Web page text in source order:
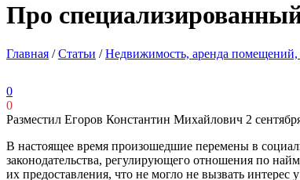
Про
Главная /Статьи /Недвижимость, аренда помещений,
0
0
Разместил Егоров Константин Михайлович 2
В настоящее время произошедшие перемены в
законодательства, регулирующего отношения по
их предоставления, что не могло не вызвать